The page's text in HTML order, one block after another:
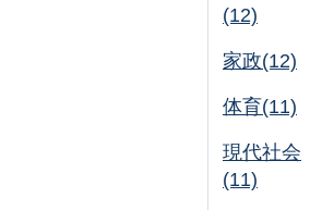
(12)
家政(12)
体育(11)
現代社会
(11)